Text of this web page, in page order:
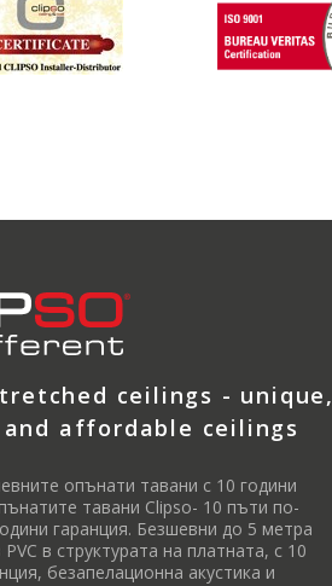
ceilings - unique,
and affordable ceilings
опънати тавани с 10 години
тавани Clipso- 10 пъти по-
гаранция. Безшевни до 5 метра
в структурата на платната, с 10
безапелационна акустика и